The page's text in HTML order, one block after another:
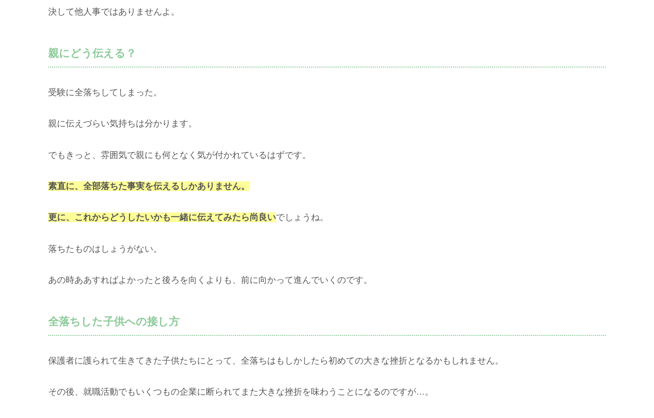
決して他人事ではありませんよ。
親にどう伝える？
受験に全落ちしてしまった。
親に伝えづらい気持ちは分かります。
でもきっと、雰囲気で親にも何となく気が付かれているはずです。
素直に、全部落ちた事実を伝えるしかありません。
更に、これからどうしたいかも一緒に伝えてみたら尚良いでしょうね。
落ちたものはしょうがない。
あの時ああすればよかったと後ろを向くよりも、前に向かって進んでいくのです。
全落ちした子供への接し方
保護者に護られて生きてきた子供たちにとって、全落ちはもしかしたら初めての大きな挫折となるかもしれません。
その後、就職活動でもいくつもの企業に断られてまた大きな挫折を味わうことになるのですが…。